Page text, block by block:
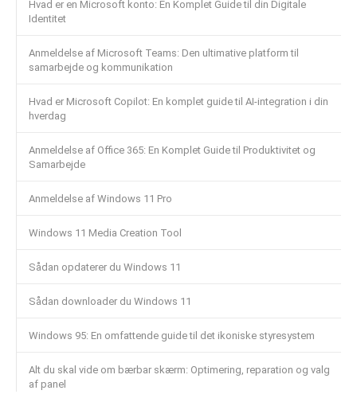
Hvad er en Microsoft konto: En Komplet Guide til din Digitale
Identitet
Anmeldelse af Microsoft Teams: Den ultimative platform til
samarbejde og kommunikation
Hvad er Microsoft Copilot: En komplet guide til AI-integration i din
hverdag
Anmeldelse af Office 365: En Komplet Guide til Produktivitet og
Samarbejde
Anmeldelse af Windows 11 Pro
Windows 11 Media Creation Tool
Sådan opdaterer du Windows 11
Sådan downloader du Windows 11
Windows 95: En omfattende guide til det ikoniske styresystem
Alt du skal vide om bærbar skærm: Optimering, reparation og valg
af panel